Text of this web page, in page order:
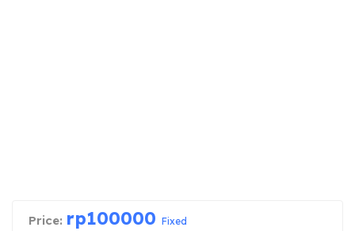
Price: rp100000 Fixed